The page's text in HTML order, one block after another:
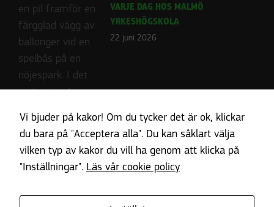
VARJE DAG HOS MALMÖ
YRKESHÖGSKOLA
22 juni 2026
Vi bjuder på kakor! Om du tycker det är ok, klickar
du bara på "Acceptera alla". Du kan såklart välja
vilken typ av kakor du vill ha genom att klicka på
"Inställningar". Läs vår cookie policy